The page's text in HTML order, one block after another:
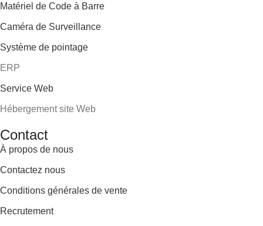
Matériel de Code à Barre
Caméra de Surveillance
Système de pointage
ERP
Service Web
Hébergement site Web
Contact
À propos de nous
Contactez nous
Conditions générales de vente
Recrutement